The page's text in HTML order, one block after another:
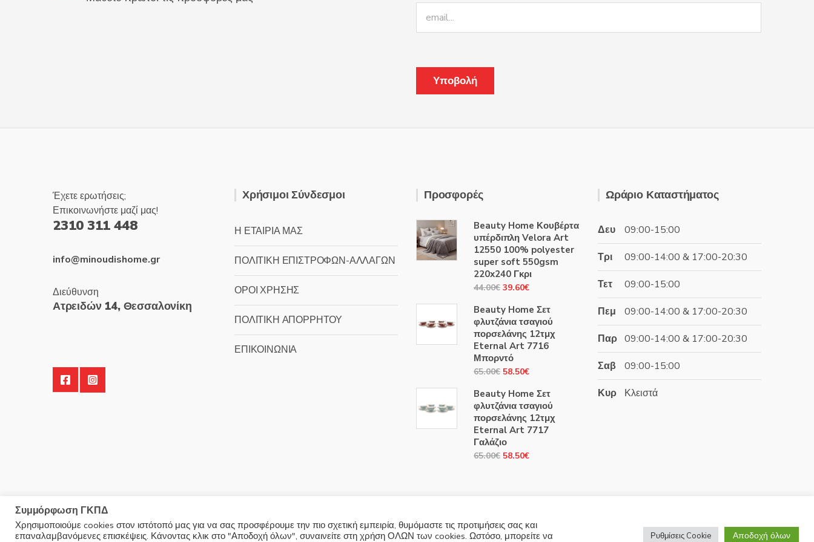
επιλεγούν
Έχετε ερωτήσεις;
Επικοινωνήστε μαζί μας!
2310 311 448
info@minoudishome.gr
Διεύθυνση
Ατρειδών 14, Θεσσαλονίκη
Χρήσιμοι Σύνδεσμοι
Η ΕΤΑΙΡΙΑ ΜΑΣ
ΠΟΛΙΤΙΚΗ ΕΠΙΣΤΡΟΦΩΝ-ΑΛΛΑΓΩΝ
ΟΡΟΙ ΧΡΗΣΗΣ
ΠΟΛΙΤΙΚΗ ΑΠΟΡΡΗΤΟΥ
ΕΠΙΚΟΙΝΩΝΙΑ
Προσφορές
Beauty Home Κουβέρτα
υπέρδιπλη Velora Art
12550 100% polyester
super soft 550gsm
220x240 Γκρι
44.00€ Original
was:
44.00€.
39.60€Η
τιμή
είναι:
39.60€.
Beauty Home Σετ
φλυτζάνια τσαγιού
πορσελάνης 12τμχ
Eternal Art 7716
Μπορντό
65.00€ Original
was:
65.00€.
58.50€Η
τιμή
είναι:
58.50€.
Beauty Home Σετ
φλυτζάνια τσαγιού
πορσελάνης 12τμχ
Eternal Art 7717
Γαλάζιο
65.00€ Original
58.50€Η
Ωράριο Καταστήματος
Δευ 09:00-15:00
Τρι 09:00-14:00 & 17:00-20:30
Τετ 09:00-15:00
Πεμ 09:00-14:00 & 17:00-20:30
Παρ 09:00-14:00 & 17:00-20:30
Σαβ 09:00-15:00
Κυρ Κλειστά
Συμμόρφωση ΓΚΠΔ
Χρησιμοποιούμε cookies στον ιστότοπό μας για να σας προσφέρουμε την πιο σχετική εμπειρία, θυμόμαστε τις προτιμήσεις σας και
επαναλαμβανόμενες επισκέψεις. Κάνοντας κλικ στο "Αποδοχή όλων", συναινείτε στη χρήση ΟΛΩΝ των cookies. Ωστόσο, μπορείτε να
Ρυθμίσεις Cookie Αποδοχή όλων